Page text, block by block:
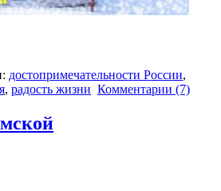
достопримечательности России,
, радость жизни Комментарии (7)